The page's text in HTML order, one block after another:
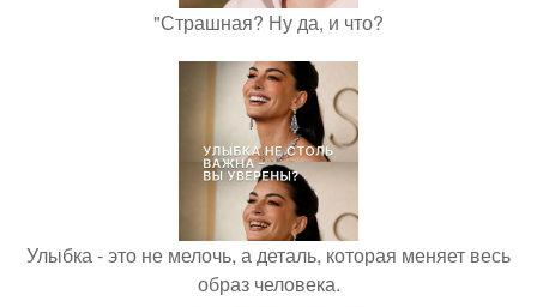
"Страшная? Ну да, и что?
Улыбка - это не мелочь, а деталь, которая меняет весь
образ человека.